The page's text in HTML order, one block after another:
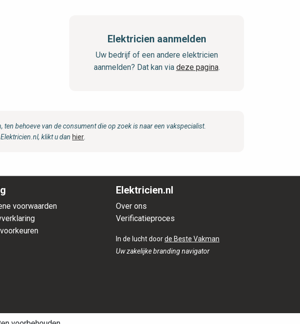
Elektricien aanmelden
Uw bedrijf of een andere elektricien
aanmelden? Dat kan via deze pagina.
behoeve van de consument die op zoek is naar een vakspecialist.
klikt u dan hier
voorwaarden
Elektricien.nl
Over ons
Verificatieproces
In de lucht doorde Beste Vakman
Uw zakelijke branding navigator